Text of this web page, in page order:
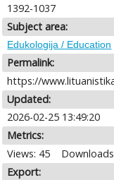
1392-1037
Subject area:
Edukologija / Education
Permalink:
https://
Updated:
2026-02-25 13:49:20
Metrics:
Views: 45
Export: